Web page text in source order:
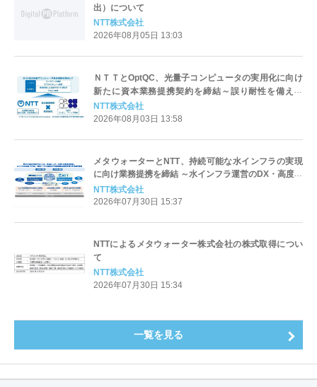
出）について
NTT株式会社
2026年08月05日 13:03
ＮＴＴとOptQC、光量子コンピュータの実用化に向け
新たに資本業務提携契約を締結～誤り耐性を備えた
100万量子ビット級光量子コンピュータの実現に向け
た取り組みを具体化し、社会実装を加速～
NTT株式会社
2026年08月03日 13:58
メタウォーターとNTT、持続可能な水インフラの実現
に向け業務提携を締結 ～水インフラ運営のDX・高度化
と地域課題の解決に向けた協業を推進～
NTT株式会社
2026年07月30日 15:37
NTTによるメタウォーター株式会社の株式取得につい
て
NTT株式会社
2026年07月30日 15:34
一覧を見る